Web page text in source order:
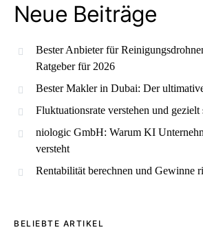
Neue Beiträge
Bester Anbieter für
Ratgeber für 2026
Bester Makler in Dubai: Der
Fluktuationsrate verstehen und gezielt
niologic GmbH: Warum KI
versteht
Rentabilität berechnen und Gewinne
BELIEBTE ARTIKEL